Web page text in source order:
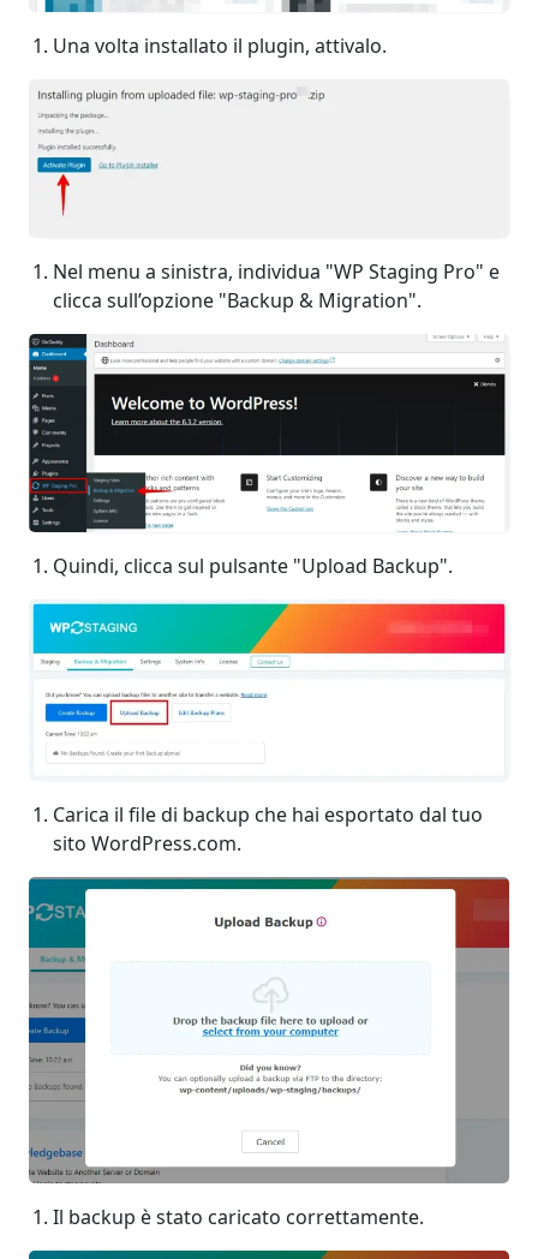
Una volta installato il plugin, attivalo.
Nel menu a sinistra, individua "WP Staging Pro" e
clicca sull’opzione "Backup & Migration".
Quindi, clicca sul pulsante "Upload Backup".
Carica il file di backup che hai esportato dal tuo
sito WordPress.com.
Il backup è stato caricato correttamente.